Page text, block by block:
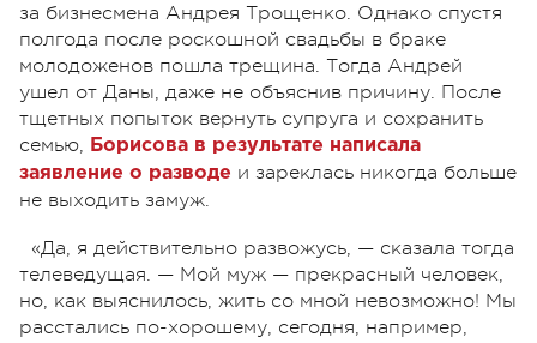
за бизнесмена Андрея Трощенко. Однако спустя
полгода после роскошной свадьбы в браке
молодоженов пошла трещина. Тогда Андрей
ушел от Даны, даже не объяснив причину. После
тщетных попыток вернуть супруга и сохранить
семью, Борисова в результате написала
заявление о разводе и зареклась никогда больше
не выходить замуж.
«Да, я действительно развожусь, — сказала тогда
телеведущая. — Мой муж — прекрасный человек,
но, как выяснилось, жить со мной невозможно! Мы
расстались по-хорошему, сегодня, например,